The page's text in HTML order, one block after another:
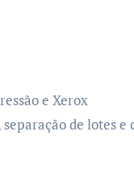
e Xerox
de lotes